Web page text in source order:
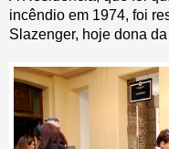
incêndio em 1974, foi
Slazenger, hoje dona